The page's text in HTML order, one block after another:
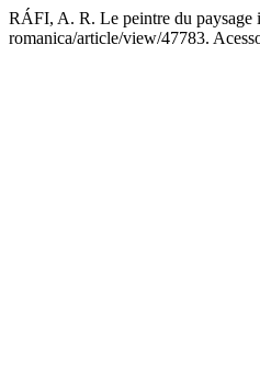
RÁFI, A. R. Le peintre du paysage
romanica/article/view/47783.